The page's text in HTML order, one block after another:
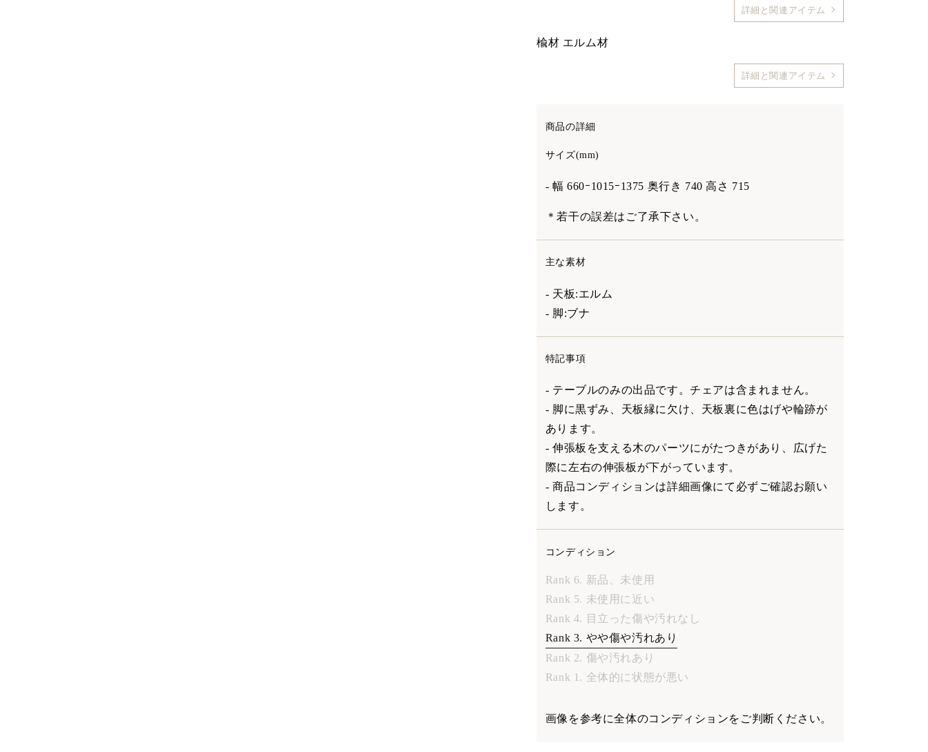
詳細と関連アイテム
楡材 エルム材
詳細と関連アイテム
商品の詳細
サイズ(mm)
- 幅 660ｰ1015ｰ1375 奥行き 740 高さ 715
＊若干の誤差はご了承下さい。
主な素材
- 天板:エルム
- 脚:ブナ
特記事項
- テーブルのみの出品です。チェアは含まれません。
- 脚に黒ずみ、天板縁に欠け、天板裏に色はげや輪跡が
あります。
- 伸張板を支える木のパーツにがたつきがあり、広げた
際に左右の伸張板が下がっています。
- 商品コンディションは詳細画像にて必ずご確認お願い
します。
コンディション
Rank 6. 新品、未使用
Rank 5. 未使用に近い
Rank 4. 目立った傷や汚れなし
Rank 3. やや傷や汚れあり
Rank 2. 傷や汚れあり
Rank 1. 全体的に状態が悪い
画像を参考に全体のコンディションをご判断ください。